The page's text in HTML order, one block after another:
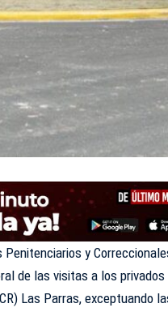
Penitenciarios y
de las visitas a los privados
Las Parras, exceptuando